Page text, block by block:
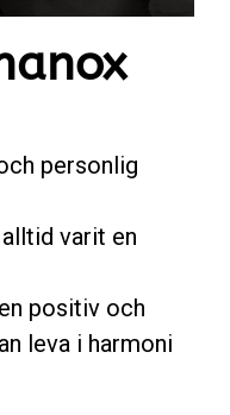
personlig
varit en
positiv och
leva i harmoni